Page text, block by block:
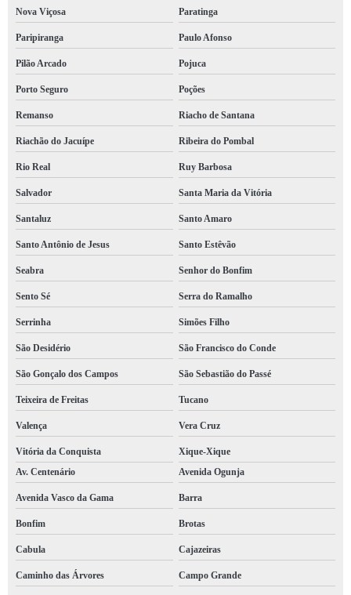
brigada incêndios preço Costa Azul
serviço de brigada de incêndio em condomínio Ribeira
brigada de emergência contratar Santo Amaro
empresa de brigada bombeiro Conceição do Coité
brigada bombeiro contratar Inhambupe
brigada de combate a incêndio contratar Mata de São João
brigada incêndios IAPI
brigada incêndio Ribeira do Pombal
empresa de brigada bombeiro Jaguaquara
brigada emergência Cruz das Almas
Nova Viçosa Paratinga
Paripiranga Paulo Afonso
Pilão Arcado Pojuca
Porto Seguro Poções
Remanso Riacho de Santana
Riachão do Jacuípe Ribeira do Pombal
Rio Real Ruy Barbosa
Salvador Santa Maria da Vitória
Santaluz Santo Amaro
Santo Antônio de Jesus Santo Estêvão
Seabra Senhor do Bonfim
Sento Sé Serra do Ramalho
Serrinha Simões Filho
São Desidério São Francisco do Conde
São Gonçalo dos Campos São Sebastião do Passé
Teixeira de Freitas Tucano
Valença Vera Cruz
Vitória da Conquista
Xique-Xique
Av. Centenário
Avenida Ogunja
Avenida Vasco da Gama Barra
Bonfim Brotas
Cabula Cajazeiras
Caminho das Árvores Campo Grande